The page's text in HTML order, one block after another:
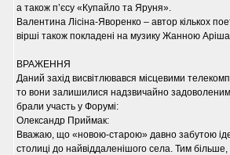
а також п’єсу «Купайло та Яруня».
Валентина Лісіна-Яворенко – автор кількох
вірші також покладені на музику Жанною
ВРАЖЕННЯ
Даний захід висвітлювався місцевими
то вони залишилися надзвичайно
брали участь у Форумі:
Олександр Приймак:
Вважаю, що «новою-старою» давно забутою
столиці до найвіддаленішого села. Тим